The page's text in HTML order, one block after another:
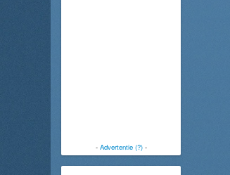
- Advertentie (?)-